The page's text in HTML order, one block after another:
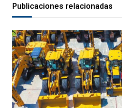
Publicaciones relacionadas